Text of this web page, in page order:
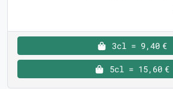
3cl = 9,40 €
5cl = 15,60 €